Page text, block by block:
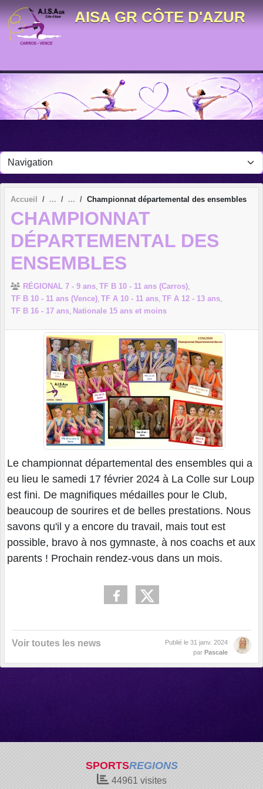
AISA GR CÔTE D'AZUR
Accueil Championnat départemental des ensembles
CHAMPIONNAT
DÉPARTEMENTAL DES
ENSEMBLES
RÉGIONAL 7 - 9 ans TF B 10 - 11 ans (Carros)
TF B 10 - 11 ans (Vence) TF A 10 - 11 ans TF A 12 - 13 ans
TF B 16 - 17 ans Nationale 15 ans et moins
Le championnat départemental des ensembles qui a
eu lieu le samedi 17 février 2024 à La Colle sur Loup
est fini. De magnifiques médailles pour le Club,
beaucoup de sourires et de belles prestations. Nous
savons qu'il y a encore du travail, mais tout est
possible, bravo à nos gymnaste, à nos coachs et aux
parents ! Prochain rendez-vous dans un mois.
Voir toutes les news Publié le 31 janv. 2024
par Pascale
SPORTSREGIONS
44961 visites
Panneau de gestion des cookies